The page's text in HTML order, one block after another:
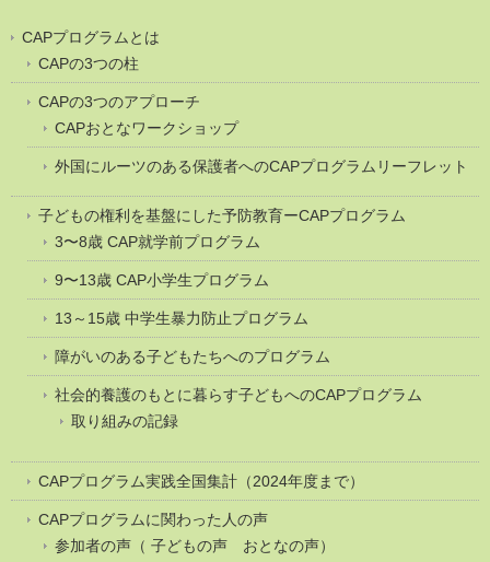
CAPプログラムとは
CAPの3つの柱
CAPの3つのアプローチ
CAPおとなワークショップ
外国にルーツのある保護者へのCAPプログラムリーフレット
子どもの権利を基盤にした予防教育ーCAPプログラム
3〜8歳 CAP就学前プログラム
9〜13歳 CAP小学生プログラム
13～15歳 中学生暴力防止プログラム
障がいのある子どもたちへのプログラム
社会的養護のもとに暮らす子どもへのCAPプログラム
取り組みの記録
CAPプログラム実践全国集計（2024年度まで）
CAPプログラムに関わった人の声
参加者の声（ 子どもの声 おとなの声）